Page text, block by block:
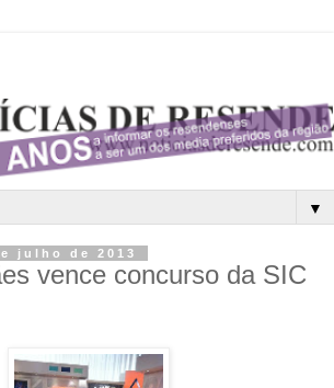
▼
julho de 2013
vence concurso da SIC